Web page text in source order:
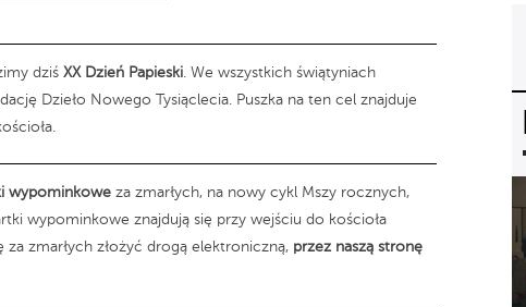
dziś XX Dzień Papieski. We wszystkich świątyniach
Dzieło Nowego Tysiąclecia. Puszka na ten cel znajduje
wypominkowe za zmarłych, na nowy cykl Mszy rocznych,
wypominkowe znajdują się przy wejściu do kościoła
zmarłych złożyć drogą elektroniczną, przez naszą stronę